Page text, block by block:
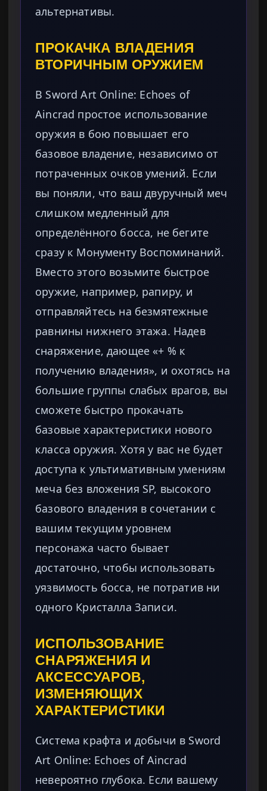
альтернативы.
ПРОКАЧКА ВЛАДЕНИЯ
ВТОРИЧНЫМ ОРУЖИЕМ
В Sword Art Online: Echoes of
Aincrad простое использование
оружия в бою повышает его
базовое владение, независимо от
потраченных очков умений. Если
вы поняли, что ваш двуручный меч
слишком медленный для
определённого босса, не бегите
сразу к Монументу Воспоминаний.
Вместо этого возьмите быстрое
оружие, например, рапиру, и
отправляйтесь на безмятежные
равнины нижнего этажа. Надев
снаряжение, дающее «+ % к
получению владения», и охотясь на
большие группы слабых врагов, вы
сможете быстро прокачать
базовые характеристики нового
класса оружия. Хотя у вас не будет
доступа к ультимативным умениям
меча без вложения SP, высокого
базового владения в сочетании с
вашим текущим уровнем
персонажа часто бывает
достаточно, чтобы использовать
уязвимость босса, не потратив ни
одного Кристалла Записи.
ИСПОЛЬЗОВАНИЕ
СНАРЯЖЕНИЯ И
АКСЕССУАРОВ,
ИЗМЕНЯЮЩИХ
ХАРАКТЕРИСТИКИ
Система крафта и добычи в Sword
Art Online: Echoes of Aincrad
невероятно глубока. Если вашему